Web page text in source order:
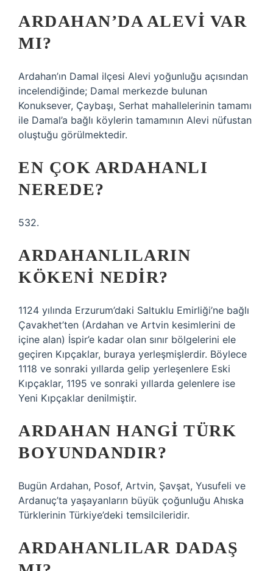
ARDAHAN’DA ALEVI VAR
MI?
Ardahan’ın Damal ilçesi Alevi yoğunluğu açısından
incelendiğinde; Damal merkezde bulunan
Konuksever, Çaybaşı, Serhat mahallelerinin tamamı
ile Damal’a bağlı köylerin tamamının Alevi nüfustan
oluştuğu görülmektedir.
EN ÇOK ARDAHANLI
NEREDE?
532.
ARDAHANLILARIN
KÖKENI NEDIR?
1124 yılında Erzurum’daki Saltuklu Emirliği’ne bağlı
Çavakhet’ten (Ardahan ve Artvin kesimlerini de
içine alan) İspir’e kadar olan sınır bölgelerini ele
geçiren Kıpçaklar, buraya yerleşmişlerdir. Böylece
1118 ve sonraki yıllarda gelip yerleşenlere Eski
Kıpçaklar, 1195 ve sonraki yıllarda gelenlere ise
Yeni Kıpçaklar denilmiştir.
ARDAHAN HANGI TÜRK
BOYUNDANDIR?
Bugün Ardahan, Posof, Artvin, Şavşat, Yusufeli ve
Ardanuç’ta yaşayanların büyük çoğunluğu Ahıska
Türklerinin Türkiye’deki temsilcileridir.
ARDAHANLILAR DADAŞ